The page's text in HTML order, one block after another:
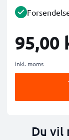
95,00
inkl. moms
Du vil